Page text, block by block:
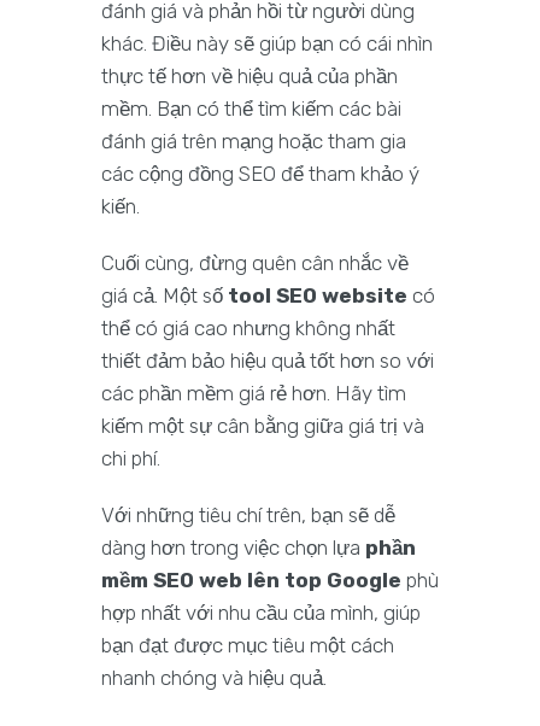
đánh giá và phản hồi từ người dùng
khác. Điều này sẽ giúp bạn có cái nhìn
thực tế hơn về hiệu quả của phần
mềm. Bạn có thể tìm kiếm các bài
đánh giá trên mạng hoặc tham gia
các cộng đồng SEO để tham khảo ý
kiến.
Cuối cùng, đừng quên cân nhắc về
giá cả. Một số tool SEO website có
thể có giá cao nhưng không nhất
thiết đảm bảo hiệu quả tốt hơn so với
các phần mềm giá rẻ hơn. Hãy tìm
kiếm một sự cân bằng giữa giá trị và
chi phí.
Với những tiêu chí trên, bạn sẽ dễ
dàng hơn trong việc chọn lựa phần
mềm SEO web lên top Google phù
hợp nhất với nhu cầu của mình, giúp
bạn đạt được mục tiêu một cách
nhanh chóng và hiệu quả.